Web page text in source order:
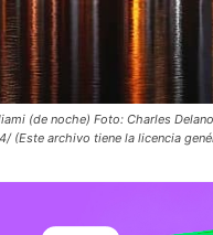
(de noche) Foto: Charles
archivo tiene la licencia